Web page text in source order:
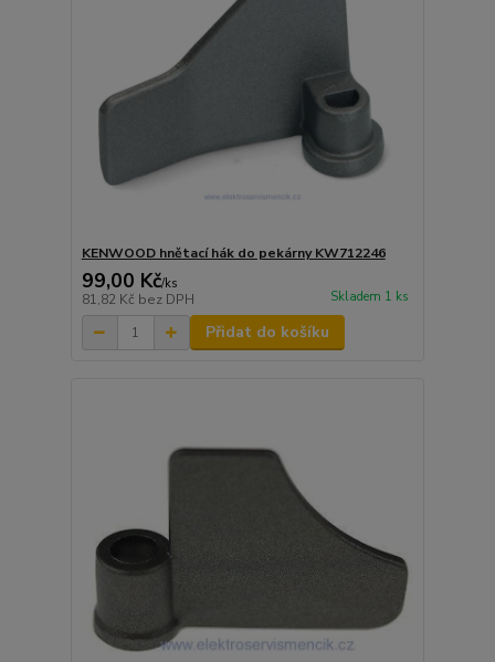
KENWOOD hnětací hák do pekárny KW712246
99,00 Kč/ks
81,82 Kč bez DPH Skladem 1 ks
Přidat do košíku